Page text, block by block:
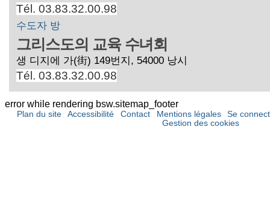
Tél. 03.83.32.00.98
수도자 방
그리스도의 교육 수녀회
생 디지에 가(街) 149번지, 54000 낭시
Tél. 03.83.32.00.98
error while rendering bsw.sitemap_footer
Plan du site Accessibilité Contact Mentions légales
Se
Gestion des cookies